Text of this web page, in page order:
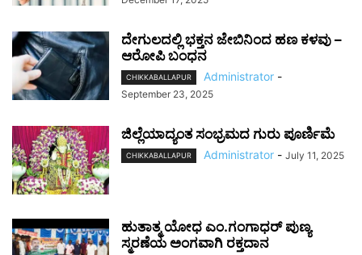
ದೇಗುಲದಲ್ಲಿ ಭಕ್ತನ ಜೇಬಿನಿಂದ ಹಣ ಕಳವು –
ಆರೋಪಿ ಬಂಧನ
CHIKKABALLAPUR Administrator -
September 23, 2025
ಜಿಲ್ಲೆಯಾದ್ಯಂತ ಸಂಭ್ರಮದ ಗುರು ಪೂರ್ಣಿಮೆ
CHIKKABALLAPUR Administrator - July 11, 2025
ಹುತಾತ್ಮ ಯೋಧ ಎಂ.ಗಂಗಾಧರ್ ಪುಣ್ಯ
ಸ್ಮರಣೆಯ ಅಂಗವಾಗಿ ರಕ್ತದಾನ